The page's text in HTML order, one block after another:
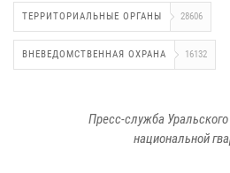
ТЕРРИТОРИАЛЬНЫЕ ОРГАНЫ 28606
ВНЕВЕДОМСТВЕННАЯ ОХРАНА 16132
Пресс-служба
национальной